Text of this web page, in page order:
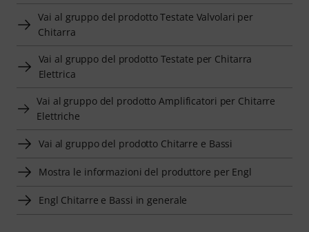
Vai al gruppo del prodotto Testate Valvolari per
Chitarra
Vai al gruppo del prodotto Testate per Chitarra
Elettrica
Vai al gruppo del prodotto Amplificatori per Chitarre
Elettriche
Vai al gruppo del prodotto Chitarre e Bassi
Mostra le informazioni del produttore per Engl
Engl Chitarre e Bassi in generale